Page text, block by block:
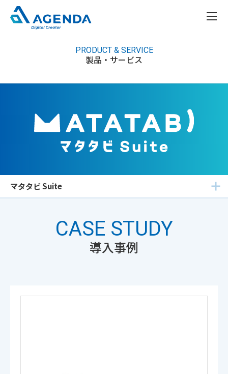
PRODUCT & SERVICE
製品・サービス
マタタビ Suite
CASE STUDY
導入事例